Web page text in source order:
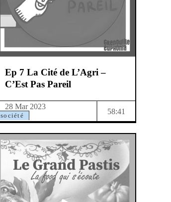
société
Ep 7 La Cité de L’Agri –
C’Est Pas Pareil
28 Mar 2023
58:41